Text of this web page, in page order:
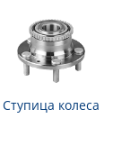
Ступица колеса